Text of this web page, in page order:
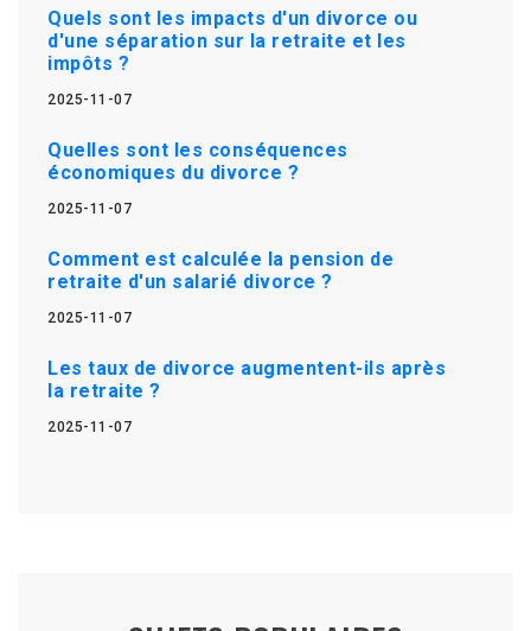
Quels sont les impacts d'un divorce ou
d'une séparation sur la retraite et les
impôts ?
2025-11-07
Quelles sont les conséquences
économiques du divorce ?
2025-11-07
Comment est calculée la pension de
retraite d'un salarié divorce ?
2025-11-07
Les taux de divorce augmentent-ils après
la retraite ?
2025-11-07